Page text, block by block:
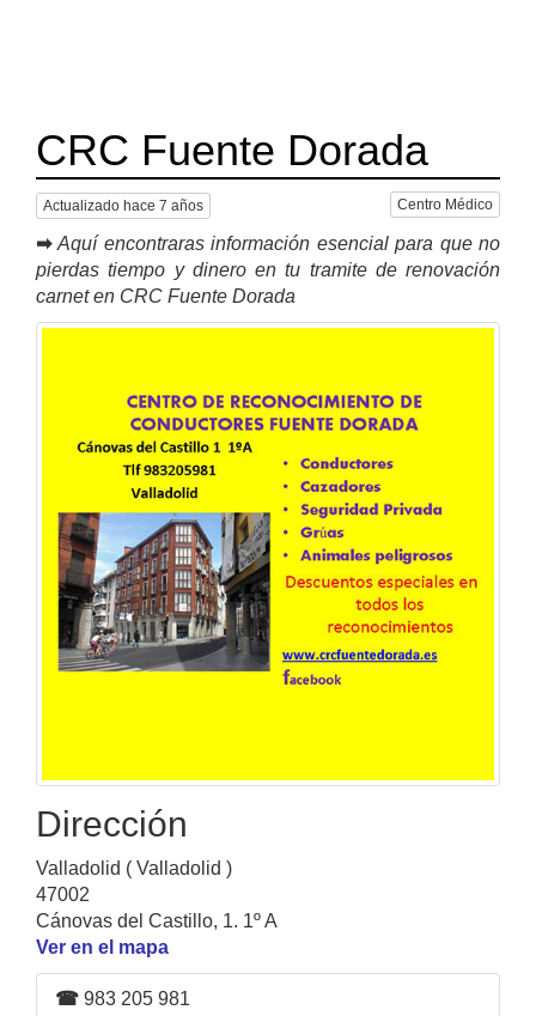
CRC Fuente Dorada
Actualizado hace 7 años Centro Médico
➡ Aquí encontraras información esencial para que no
pierdas tiempo y dinero en tu tramite de renovación
carnet en CRC Fuente Dorada
Dirección
Valladolid ( Valladolid )
47002
Cánovas del Castillo, 1. 1º A
Ver en el mapa
☎ 983 205 981